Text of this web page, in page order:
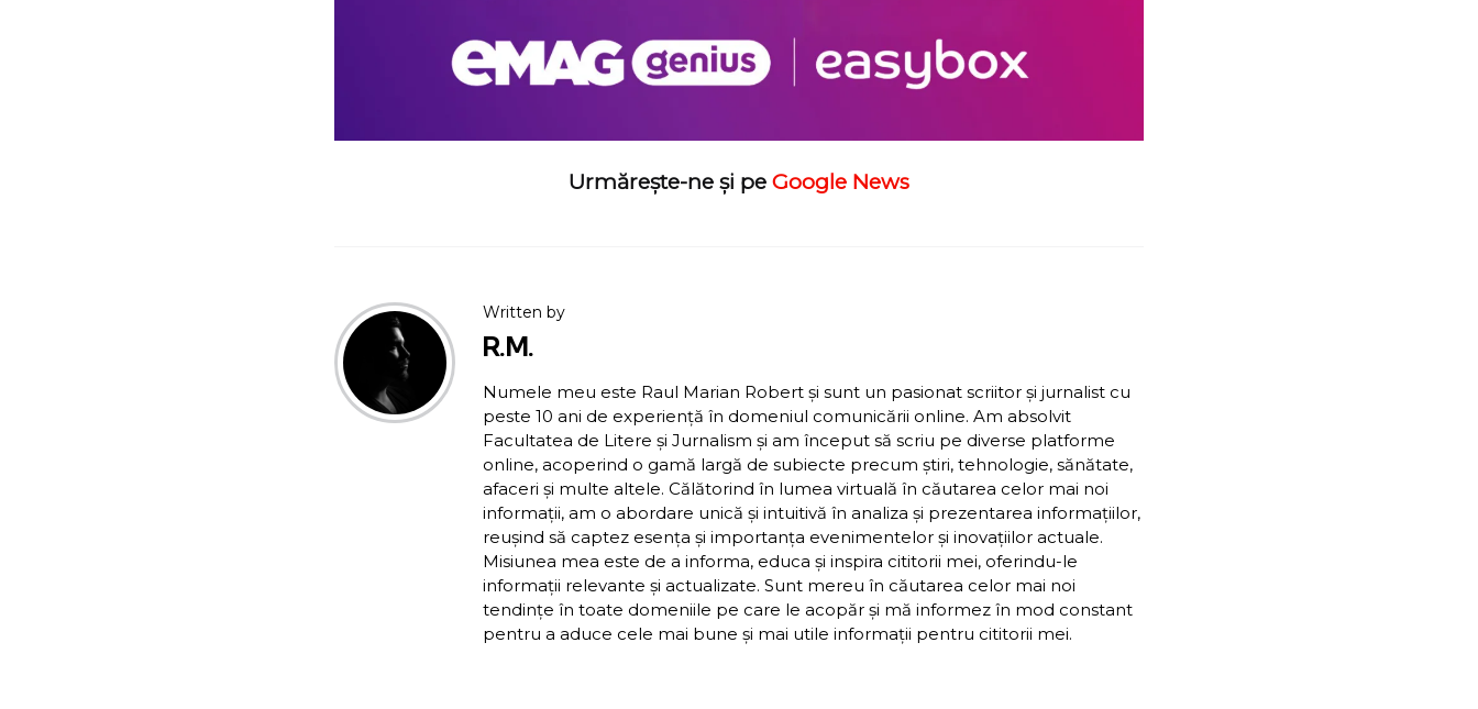
Urmărește-ne și pe Google News
Written by
R.M.
Numele meu este Raul Marian Robert și sunt un pasionat scriitor și jurnalist cu
peste 10 ani de experiență în domeniul comunicării online. Am absolvit
Facultatea de Litere și Jurnalism și am început să scriu pe diverse platforme
online, acoperind o gamă largă de subiecte precum știri, tehnologie, sănătate,
afaceri și multe altele. Călătorind în lumea virtuală în căutarea celor mai noi
informații, am o abordare unică și intuitivă în analiza și prezentarea informațiilor,
reușind să captez esența și importanța evenimentelor și inovațiilor actuale.
Misiunea mea este de a informa, educa și inspira cititorii mei, oferindu-le
informații relevante și actualizate. Sunt mereu în căutarea celor mai noi
tendințe în toate domeniile pe care le acopăr și mă informez în mod constant
pentru a aduce cele mai bune și mai utile informații pentru cititorii mei.